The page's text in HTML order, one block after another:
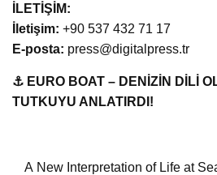
İLETİŞİM:
İletişim: +90 537 432 71 17
E-posta: press@digitalpress.tr
⚓ EURO BOAT – DENİZİN DİLİ
TUTKUYU ANLATIRDI!
A New Interpretation of Life at